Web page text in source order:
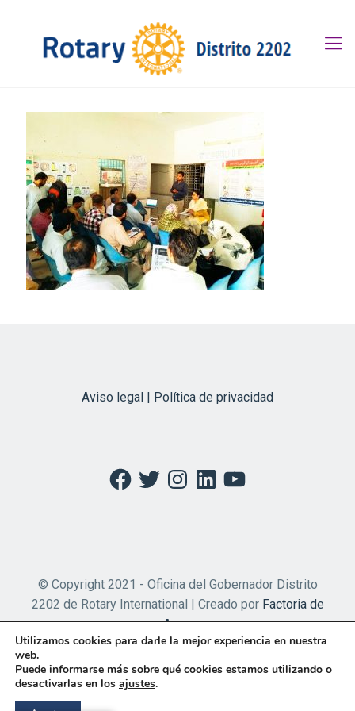
Aviso legal | Política de privacidad
Facebook
TwitterInstagramLinkedInYouTube
© Copyright 2021 - Oficina del Gobernador Distrito
2202 de Rotary International | Creado por Factoria de
Apps
Utilizamos cookies para darle la mejor experiencia en nuestra
web.
Puede informarse más sobre qué cookies estamos utilizando o
desactivarlas en los ajustes.